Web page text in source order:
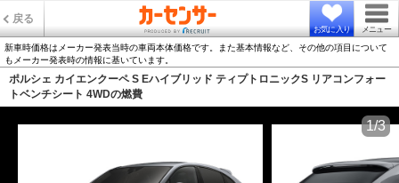
戻る
お気に入り メニュー
新車時価格はメーカー発表当時の車両本体価格です。また基本情報など、その他の項目について
もメーカー発表時の情報に基いています。
ポルシェ カイエンクーペ S Eハイブリッド ティプトロニックS リアコンフォー
トベンチシート 4WDの燃費
1/3